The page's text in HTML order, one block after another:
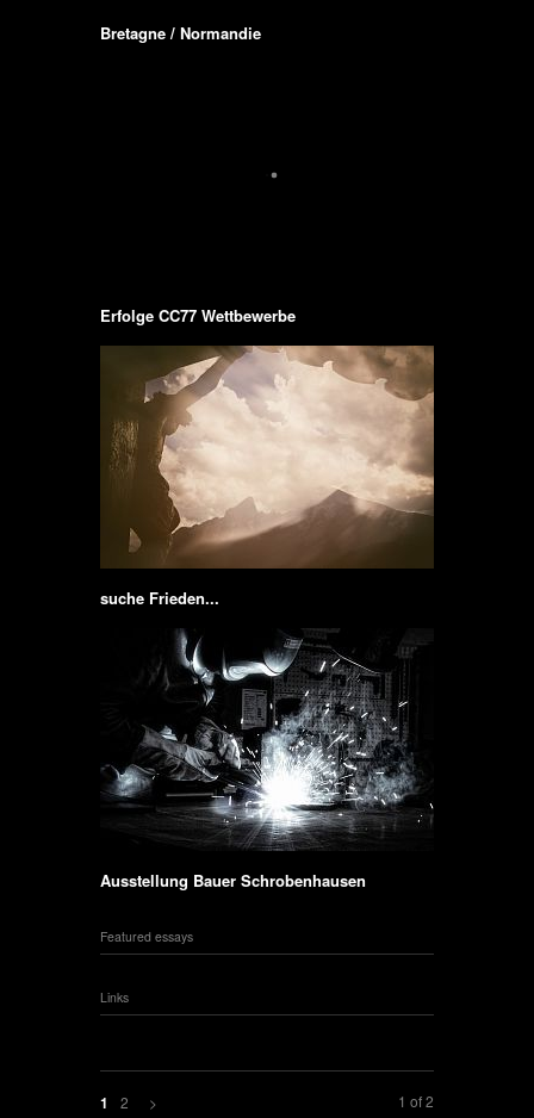
Bretagne / Normandie
Erfolge CC77 Wettbewerbe
suche Frieden...
Ausstellung Bauer Schrobenhausen
Featured essays
Links
1 of 2
1 2 >